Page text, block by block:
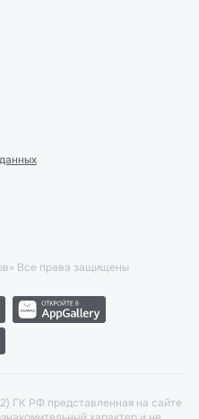
Все права защищены
ГК РФ представленная на сайте